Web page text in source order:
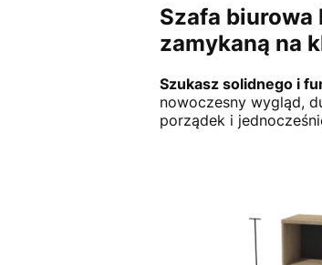
Szafa biurowa
zamykaną na
Szukasz solidnego i
nowoczesny wygląd,
porządek i